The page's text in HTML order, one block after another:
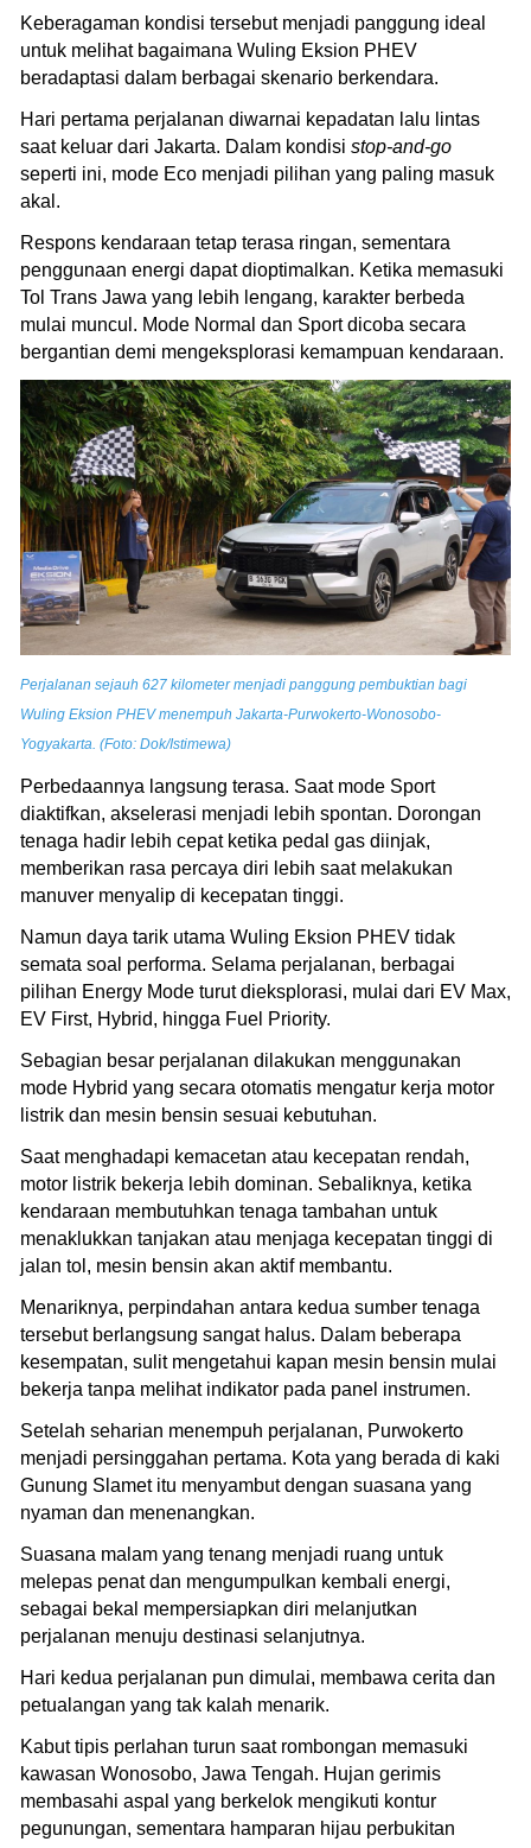
Keberagaman kondisi tersebut menjadi panggung ideal
untuk melihat bagaimana Wuling Eksion PHEV
beradaptasi dalam berbagai skenario berkendara.
Hari pertama perjalanan diwarnai kepadatan lalu lintas
saat keluar dari Jakarta. Dalam kondisi stop-and-go
seperti ini, mode Eco menjadi pilihan yang paling masuk
akal.
Respons kendaraan tetap terasa ringan, sementara
penggunaan energi dapat dioptimalkan. Ketika memasuki
Tol Trans Jawa yang lebih lengang, karakter berbeda
mulai muncul. Mode Normal dan Sport dicoba secara
bergantian demi mengeksplorasi kemampuan kendaraan.
Perjalanan sejauh 627 kilometer menjadi panggung pembuktian bagi
Wuling Eksion PHEV menempuh Jakarta-Purwokerto-Wonosobo-
Yogyakarta. (Foto: Dok/Istimewa)
Perbedaannya langsung terasa. Saat mode Sport
diaktifkan, akselerasi menjadi lebih spontan. Dorongan
tenaga hadir lebih cepat ketika pedal gas diinjak,
memberikan rasa percaya diri lebih saat melakukan
manuver menyalip di kecepatan tinggi.
Namun daya tarik utama Wuling Eksion PHEV tidak
semata soal performa. Selama perjalanan, berbagai
pilihan Energy Mode turut dieksplorasi, mulai dari EV Max,
EV First, Hybrid, hingga Fuel Priority.
Sebagian besar perjalanan dilakukan menggunakan
mode Hybrid yang secara otomatis mengatur kerja motor
listrik dan mesin bensin sesuai kebutuhan.
Saat menghadapi kemacetan atau kecepatan rendah,
motor listrik bekerja lebih dominan. Sebaliknya, ketika
kendaraan membutuhkan tenaga tambahan untuk
menaklukkan tanjakan atau menjaga kecepatan tinggi di
jalan tol, mesin bensin akan aktif membantu.
Menariknya, perpindahan antara kedua sumber tenaga
tersebut berlangsung sangat halus. Dalam beberapa
kesempatan, sulit mengetahui kapan mesin bensin mulai
bekerja tanpa melihat indikator pada panel instrumen.
Setelah seharian menempuh perjalanan, Purwokerto
menjadi persinggahan pertama. Kota yang berada di kaki
Gunung Slamet itu menyambut dengan suasana yang
nyaman dan menenangkan.
Suasana malam yang tenang menjadi ruang untuk
melepas penat dan mengumpulkan kembali energi,
sebagai bekal mempersiapkan diri melanjutkan
perjalanan menuju destinasi selanjutnya.
Hari kedua perjalanan pun dimulai, membawa cerita dan
petualangan yang tak kalah menarik.
Kabut tipis perlahan turun saat rombongan memasuki
kawasan Wonosobo, Jawa Tengah. Hujan gerimis
membasahi aspal yang berkelok mengikuti kontur
pegunungan, sementara hamparan hijau perbukitan